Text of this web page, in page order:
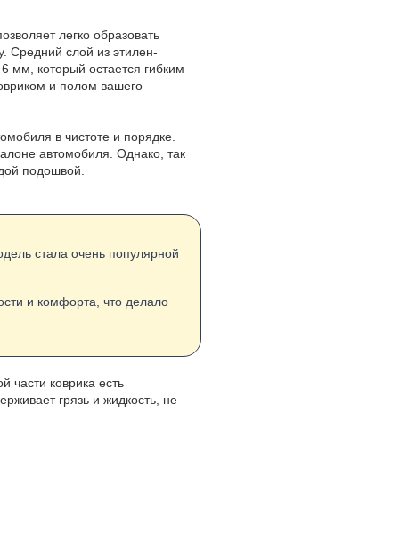
легко образовать
Средний слой из этилен-
мм, который остается гибким
и полом вашего
в чистоте и порядке.
автомобиля. Однако, так
подошвой.
стала очень популярной
и комфорта, что делало
части коврика есть
грязь и жидкость, не